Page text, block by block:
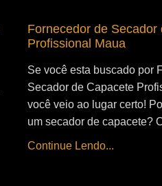
Fornecedor de Secador
Profissional Maua
Se você esta buscado por
Secador de Capacete
você veio ao lugar certo!
um secador de capacete?
Continue Lendo...